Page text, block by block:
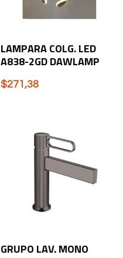
LAMPARA COLG. LED
A838-2GD DAWLAMP
$271,38
GRUPO LAV. MONO